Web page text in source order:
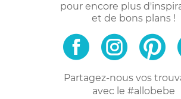
pour encore plus
et de bons plans !
Partagez-nous vos
avec le #allobebe